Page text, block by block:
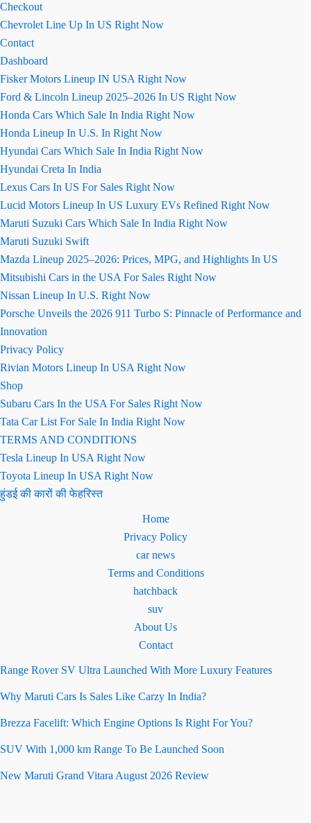
Checkout
Chevrolet Line Up In US Right Now
Contact
Dashboard
Fisker Motors Lineup IN USA Right Now
Ford & Lincoln Lineup 2025–2026 In US Right Now
Honda Cars Which Sale In India Right Now
Honda Lineup In U.S. In Right Now
Hyundai Cars Which Sale In India Right Now
Hyundai Creta In India
Lexus Cars In US For Sales Right Now
Lucid Motors Lineup In US Luxury EVs Refined Right Now
Maruti Suzuki Cars Which Sale In India Right Now
Maruti Suzuki Swift
Mazda Lineup 2025–2026: Prices, MPG, and Highlights In US
Mitsubishi Cars in the USA For Sales Right Now
Nissan Lineup In U.S. Right Now
Porsche Unveils the 2026 911 Turbo S: Pinnacle of Performance and
Innovation
Privacy Policy
Rivian Motors Lineup In USA Right Now
Shop
Subaru Cars In the USA For Sales Right Now
Tata Car List For Sale In India Right Now
TERMS AND CONDITIONS
Tesla Lineup In USA Right Now
Toyota Lineup In USA Right Now
हुंडई की कारों की फेहरिस्त
Home
Privacy Policy
car news
Terms and Conditions
hatchback
suv
About Us
Contact
Range Rover SV Ultra Launched With More Luxury Features
Why Maruti Cars Is Sales Like Carzy In India?
Brezza Facelift: Which Engine Options Is Right For You?
SUV With 1,000 km Range To Be Launched Soon
New Maruti Grand Vitara August 2026 Review